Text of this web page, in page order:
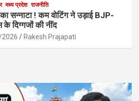
मध्य प्रदेश राजनीति
का सन्नाटा ! कम वोटिंग ने उड़ाई BJP-
के दिग्गजों की नींद
Rakesh Prajapati